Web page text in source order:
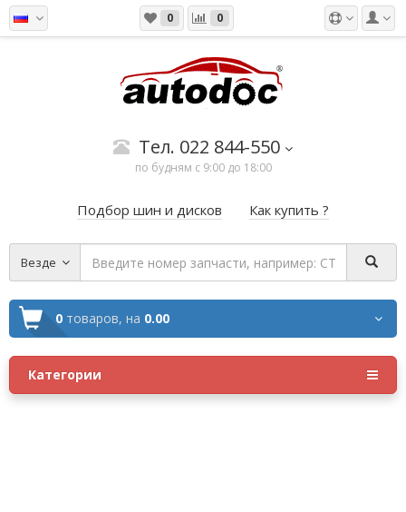
0 0
Тел. 022 844-550
по будням с 9:00 до 18:00
Подбор шин и дисков Как купить ?
Везде
0 товаров, на 0.00
Категории